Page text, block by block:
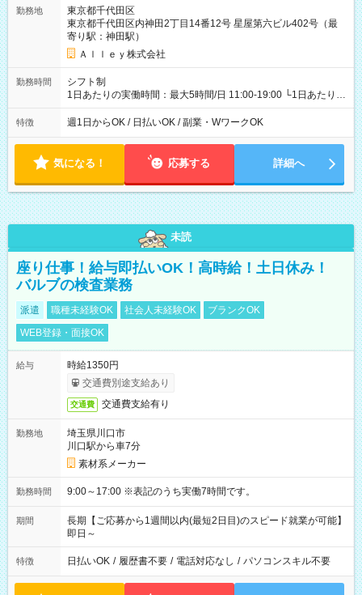
勤務地
東京都千代田区
東京都千代田区内神田2丁目14番12号 星屋第六ビル402号（最
寄り駅：神田駅）
Ａｌｌｅｙ株式会社
勤務時間
シフト制
1日あたりの実働時間：最大5時間/日 11:00-19:00 └1日あたりの
実働時間：1-5時間 └上記の時間帯内であれば、いつでも勤務可
能！ └平日・土曜日の中で、お好きな曜日でご勤務いただけま
18:00 などのように、自由な働き方が可能なお仕事です！
特徴 週1日からOK / 日払いOK / 副業・WワークOK
気になる！ 応募する 詳細へ
未読
座り仕事！給与即払いOK！高時給！土日休み！
バルブの検査業務
派遣 職種未経験OK 社会人未経験OK
ブランクOK
WEB登録・面接OK
給与
時給1350円
交通費別途支給あり
交通費 交通費支給有り
勤務地
埼玉県川口市
川口駅から車7分
素材系メーカー
勤務時間 9:00～17:00 ※表記のうち実働7時間です。
期間
長期【ご応募から1週間以内(最短2日目)のスピード就業が可能】
即日～
特徴 日払いOK / 履歴書不要 / 電話対応なし / パソコンスキル不要